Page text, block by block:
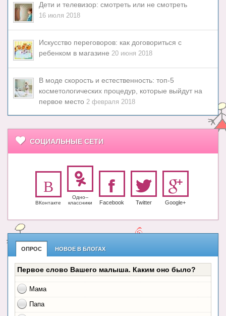
Дети и телевизор: смотреть или не смотреть
16 июля 2018
Искусство переговоров: как договориться с
ребенком в магазине 20 июня 2018
В моде скорость и естественность: топ-5
косметологических процедур, которые выйдут на
первое место 2 февраля 2018
СОЦИАЛЬНЫЕ СЕТИ
ВКонтакте
Одно-­
класс­ники
Facebook Twitter Google+
ОПРОС НОВОЕ В БЛОГАХ